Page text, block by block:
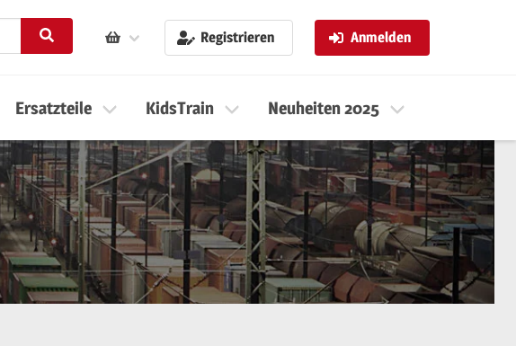
Registrieren Anmelden
Ersatzteile KidsTrain Neuheiten 2025